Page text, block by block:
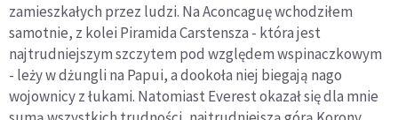
zamieszkałych przez ludzi. Na Aconcaguę wchodziłem
samotnie, z kolei Piramida Carstensza - która jest
najtrudniejszym szczytem pod względem wspinaczkowym
- leży w dżungli na Papui, a dookoła niej biegają nago
wojownicy z łukami. Natomiast Everest okazał się dla mnie